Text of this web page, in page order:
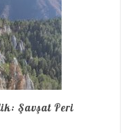
Şavşat Peri